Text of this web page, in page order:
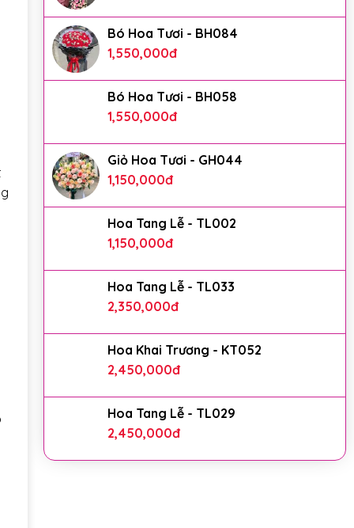
Bó Hoa Tươi - BH084
1,550,000đ
Bó Hoa Tươi - BH058
1,550,000đ
Giỏ Hoa Tươi - GH044
1,150,000đ
Hoa Tang Lễ - TL002
1,150,000đ
Hoa Tang Lễ - TL033
2,350,000đ
Hoa Khai Trương - KT052
2,450,000đ
Hoa Tang Lễ - TL029
2,450,000đ